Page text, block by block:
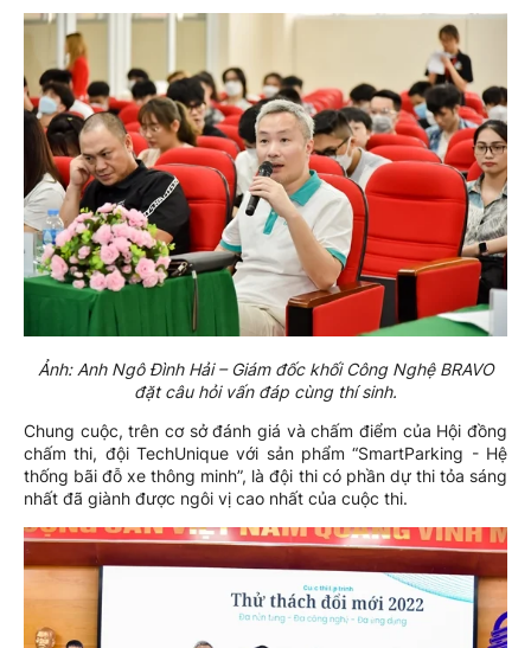
Ảnh: Anh Ngô Đình Hải – Giám đốc khối Công Nghệ BRAVO
đặt câu hỏi vấn đáp cùng thí sinh.
Chung cuộc, trên cơ sở đánh giá và chấm điểm của Hội đồng
chấm thi, đội TechUnique với sản phẩm “SmartParking - Hệ
thống bãi đỗ xe thông minh”, là đội thi có phần dự thi tỏa sáng
nhất đã giành được ngôi vị cao nhất của cuộc thi.